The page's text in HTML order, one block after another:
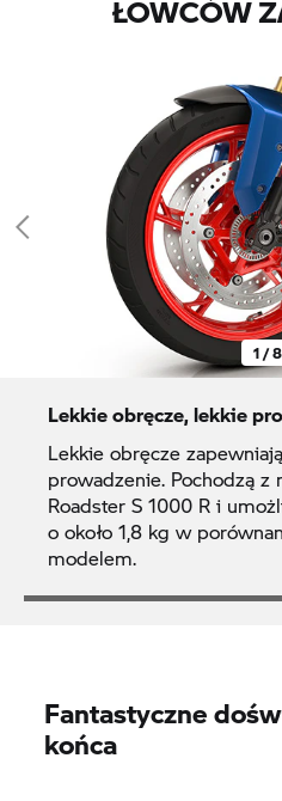
ŁOWCÓW
1 / 8
Lekkie obręcze, lekkie
Lekkie obręcze
prowadzenie. Pochodzą z
Roadster S 1000 R i
o około 1,8 kg w
modelem.
Fantastyczne
końca